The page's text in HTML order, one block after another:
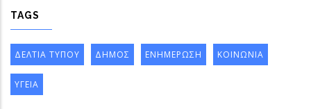
TAGS
ΔΕΛΤΙΑ ΤΥΠΟΥ ΔΗΜΟΣ ΕΝΗΜΕΡΩΣΗ ΚΟΙΝΩΝΙΑ
ΥΓΕΙΑ